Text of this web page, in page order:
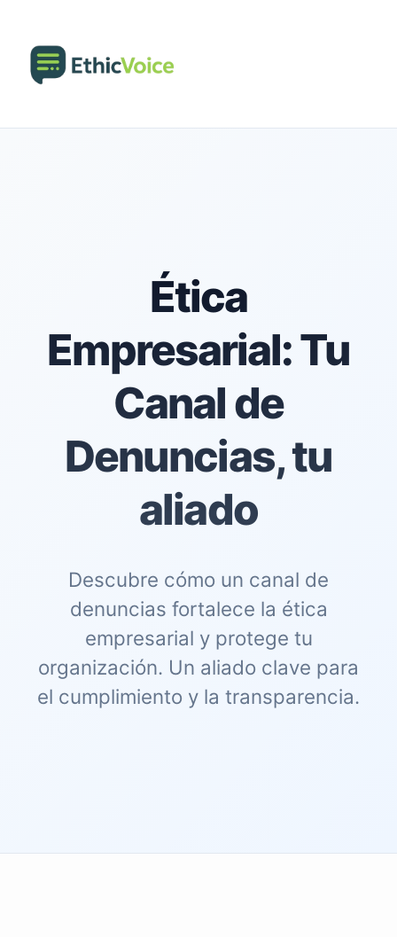
Ética
Empresarial: Tu
Canal de
Denuncias, tu
aliado
Descubre cómo un canal de
denuncias fortalece la ética
empresarial y protege tu
organización. Un aliado clave para
el cumplimiento y la transparencia.